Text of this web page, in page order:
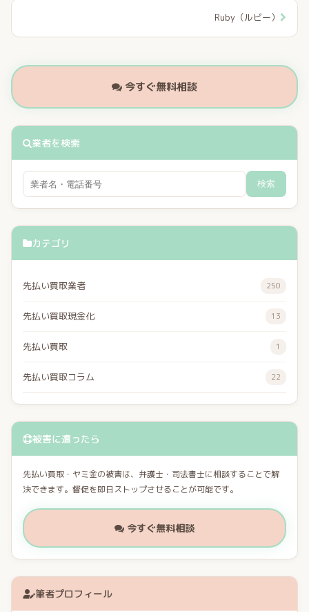
Ruby（ルビー）
今すぐ無料相談
業者を検索
検索
カテゴリ
先払い買取業者 250
先払い買取現金化 13
先払い買取 1
先払い買取コラム 22
被害に遭ったら
先払い買取・ヤミ金の被害は、弁護士・司法書士に相談することで解
決できます。督促を即日ストップさせることが可能です。
今すぐ無料相談
筆者プロフィール